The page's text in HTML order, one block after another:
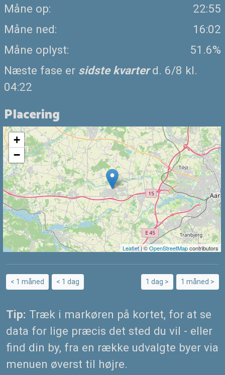
Måne op:
22:55
Måne ned:
16:02
Måne oplyst:
51.6%
Næste fase er sidste kvarterd. 6/8 kl.
04:22
Placering
+
−
Leaflet| ©OpenStreetMapcontributors
< 1 måned < 1 dag 1 dag > 1 måned >
Tip: Træk i markøren på kortet, for at se
data for lige præcis det sted du vil - eller
find din by, fra en række udvalgte byer via
menuen øverst til højre.